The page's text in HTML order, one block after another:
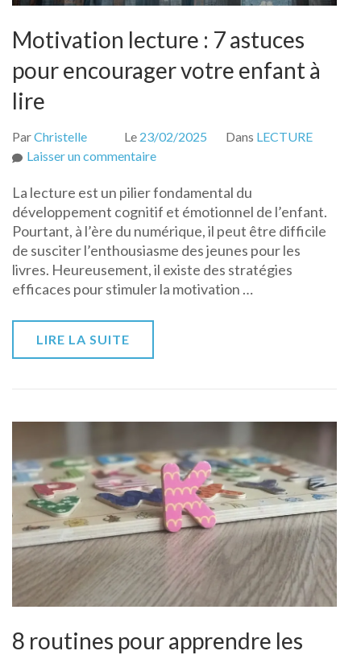
Motivation lecture : 7 astuces
pour encourager votre enfant à
lire
ParChristelle Le 23/02/2025 Dans LECTURE
Laisser un commentairesur
lecture
:
7
astuces
pour
encourager
La lecture est un pilier fondamental du
développement cognitif et émotionnel de l’enfant.
Pourtant, à l’ère du numérique, il peut être difficile
de susciter l’enthousiasme des jeunes pour les
livres. Heureusement, il existe des stratégies
efficaces pour stimuler la motivation …
LIRE LA SUITE
8 routines pour apprendre les